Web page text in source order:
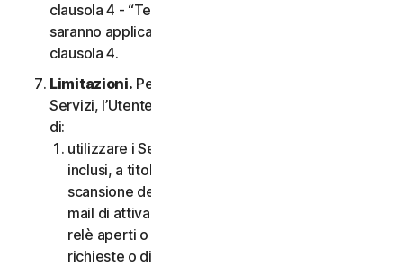
clausola 4 - “Termini Specifici di alcuni Servizi”,
saranno applicabili le condizioni contenute nella
clausola 4.
Limitazioni. Per quanto riguarda l’utilizzo dei
Servizi, l’Utente non può, né può consentire ad altri
di:
utilizzare i Servizi per scopi illegali o fraudolenti,
inclusi, a titolo esemplificativo ma non esaustivo,
scansione delle porte, invio di spam, invio di e-
mail di attivazione o disattivazione, scansione di
relè aperti o proxy aperti, invio di e-mail non
richieste o di qualsiasi versione o tipo di e-mail